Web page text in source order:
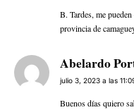
B. Tardes, me
provincia de
Abelardo
julio 3, 2023 a las
Buenos días quiero